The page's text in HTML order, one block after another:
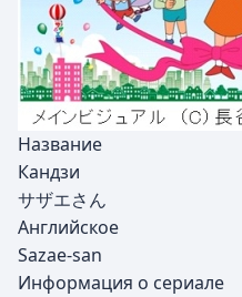
Название
Кандзи
サザエさん
Английское
Sazae-san
Информация о сериале